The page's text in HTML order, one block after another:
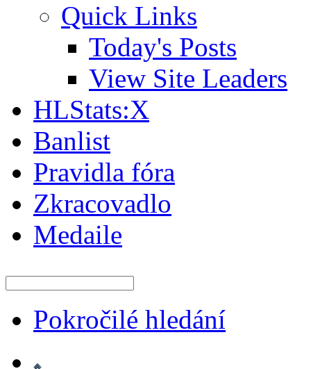
Quick Links
Today's Posts
View Site Leaders
HLStats:X
Banlist
Pravidla fóra
Zkracovadlo
Medaile
Pokročilé hledání